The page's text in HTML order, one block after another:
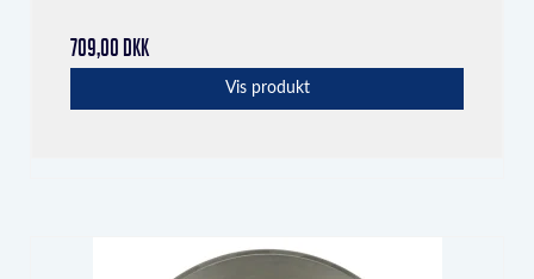
709,00 DKK
Vis produkt